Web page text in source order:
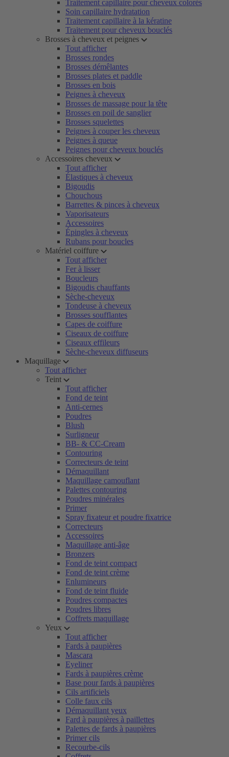
Traitement capillaire pour cheveux colorés
Soin capillaire hydratation
Traitement capillaire à la kératine
Traitement pour cheveux bouclés
Brosses à cheveux et peignes
Tout afficher
Brosses rondes
Brosses démêlantes
Brosses plates et paddle
Brosses en bois
Peignes à cheveux
Brosses de massage pour la tête
Brosses en poil de sanglier
Brosses squelettes
Peignes à couper les cheveux
Peignes à queue
Peignes pour cheveux bouclés
Accessoires cheveux
Tout afficher
Élastiques à cheveux
Bigoudis
Chouchous
Barrettes & pinces à cheveux
Vaporisateurs
Accessoires
Épingles à cheveux
Rubans pour boucles
Matériel coiffure
Tout afficher
Fer à lisser
Boucleurs
Bigoudis chauffants
Sèche-cheveux
Tondeuse à cheveux
Brosses soufflantes
Capes de coiffure
Ciseaux de coiffure
Ciseaux effileurs
Sèche-cheveux diffuseurs
Maquillage
Tout afficher
Teint
Tout afficher
Fond de teint
Anti-cernes
Poudres
Blush
Surligneur
BB- & CC-Cream
Contouring
Correcteurs de teint
Démaquillant
Maquillage camouflant
Palettes contouring
Poudres minérales
Primer
Spray fixateur et poudre fixatrice
Correcteurs
Accessoires
Maquillage anti-âge
Bronzers
Fond de teint compact
Fond de teint crème
Enlumineurs
Fond de teint fluide
Poudres compactes
Poudres libres
Coffrets maquillage
Yeux
Tout afficher
Fards à paupières
Mascara
Eyeliner
Fards à paupières crème
Base pour fards à paupières
Cils artificiels
Colle faux cils
Démaquillant yeux
Fard à paupières à paillettes
Palettes de fards à paupières
Primer cils
Recourbe-cils